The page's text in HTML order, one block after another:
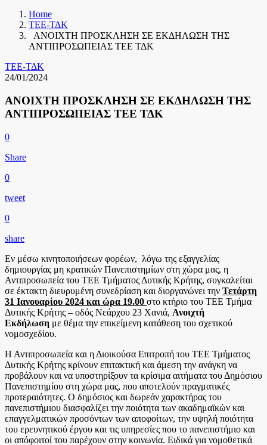
Home
ΤΕΕ-ΤΔΚ
ΑΝΟΙΧΤΗ ΠΡΟΣΚΛΗΣΗ ΣΕ ΕΚΔΗΛΩΣΗ ΤΗΣ
ΑΝΤΙΠΡΟΣΩΠΕΙΑΣ ΤΕΕ ΤΔΚ
ΤΕΕ-ΤΔΚ
24/01/2024
ΑΝΟΙΧΤΗ ΠΡΟΣΚΛΗΣΗ ΣΕ ΕΚΔΗΛΩΣΗ ΤΗΣ
ΑΝΤΙΠΡΟΣΩΠΕΙΑΣ ΤΕΕ ΤΔΚ
0
Share
0
tweet
0
share
Εν μέσω κινητοποιήσεων φορέων, λόγω της εξαγγελίας
δημιουργίας μη κρατικών Πανεπιστημίων στη χώρα μας, η
Αντιπροσωπεία του ΤΕΕ Τμήματος Δυτικής Κρήτης, συγκαλείται
σε έκτακτη διευρυμένη συνεδρίαση και διοργανώνει την Τετάρτη
31 Ιανουαρίου 2024 και ώρα 19.00 στο κτήριο του ΤΕΕ Τμήμα
Δυτικής Κρήτης – οδός Νεάρχου 23 Χανιά, Ανοιχτή
Εκδήλωση με θέμα την επικείμενη κατάθεση του σχετικού
νομοσχεδίου.
Η Αντιπροσωπεία και η Διοικούσα Επιτροπή του ΤΕΕ Τμήματος
Δυτικής Κρήτης κρίνουν επιτακτική και άμεση την ανάγκη να
προβάλουν και να υποστηρίξουν τα κρίσιμα αιτήματα του Δημόσιου
Πανεπιστημίου στη χώρα μας, που αποτελούν πραγματικές
προτεραιότητες. Ο δημόσιος και δωρεάν χαρακτήρας του
πανεπιστήμιου διασφαλίζει την ποιότητα των ακαδημαϊκών και
επαγγελματικών προσόντων των αποφοίτων, την υψηλή ποιότητα
του ερευνητικού έργου και τις υπηρεσίες που το πανεπιστήμιο και
οι απόφοιτοί του παρέχουν στην κοινωνία. Ειδικά για νομοθετικά